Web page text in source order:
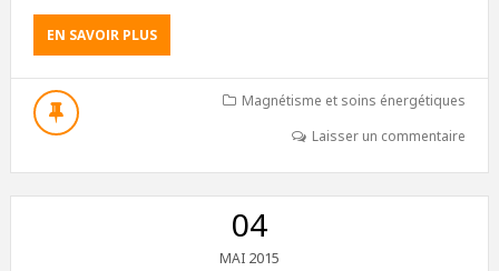
EN SAVOIR PLUS
Magnétisme et soins énergétiques
Laisser un commentaire
04
MAI 2015